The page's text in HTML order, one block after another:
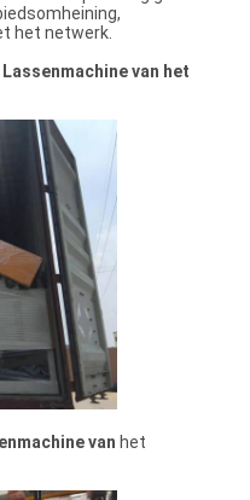
het netwerk.
van het
van het